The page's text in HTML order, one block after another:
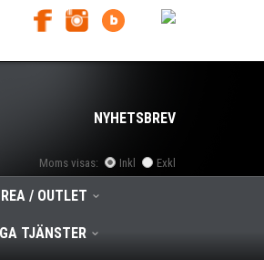
NYHETSBREV
Moms visas: Inkl Exkl
REA / OUTLET
TJÄNSTER